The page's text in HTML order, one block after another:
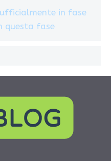
in fase
questa fase